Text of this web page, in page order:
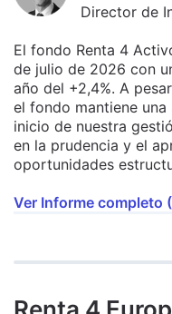
Director de
El fondo Renta 4
de julio de 2026 con
año del +2,4%. A
el fondo mantiene
inicio de nuestra
en la prudencia y el
oportunidades
Ver Informe completo